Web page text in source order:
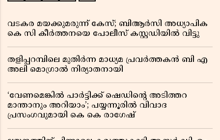
വടകര മയക്കുമരുന്ന് കേസ്; ബിആർസി അധ്യാപിക
കെ സി കീർത്തനയെ പോലീസ് കസ്റ്റഡിയിൽ വിട്ടു
തളിപ്പറമ്പിലെ മുതിർന്ന മാധ്യമ പ്രവർത്തകൻ ബി എ
അലി മൊഗ്രാൽ നിര്യാതനായി
‘വേണമെങ്കിൽ പാർട്ടിക്ക് ഷെഡിൻ്റെ അടിത്തറ
മാന്താനും അറിയാം’; പയ്യന്നൂരിൽ വിവാദ
പ്രസംഗവുമായി കെ കെ രാഗേഷ്